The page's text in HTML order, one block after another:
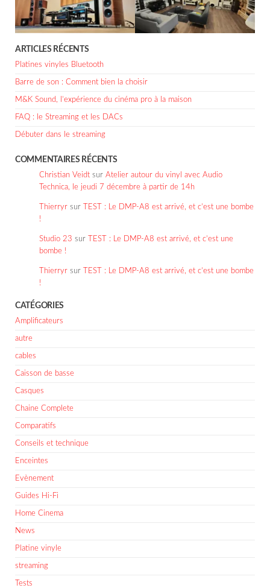
ARTICLES RÉCENTS
Platines vinyles Bluetooth
Barre de son : Comment bien la choisir
M&K Sound, l’expérience du cinéma pro à la maison
FAQ : le Streaming et les DACs
Débuter dans le streaming
COMMENTAIRES RÉCENTS
Christian Veidt sur Atelier autour du vinyl avec Audio
Technica, le jeudi 7 décembre à partir de 14h
Thierryr sur
TEST : Le DMP-A8 est arrivé, et c’est une bombe
!
Studio 23 sur
TEST : Le DMP-A8 est arrivé, et c’est une
bombe !
Thierryr sur
TEST : Le DMP-A8 est arrivé, et c’est une bombe
!
CATÉGORIES
Amplificateurs
autre
cables
Caisson de basse
Casques
Chaine Complete
Comparatifs
Conseils et technique
Enceintes
Evènement
Guides Hi-Fi
Home Cinema
News
Platine vinyle
streaming
Tests